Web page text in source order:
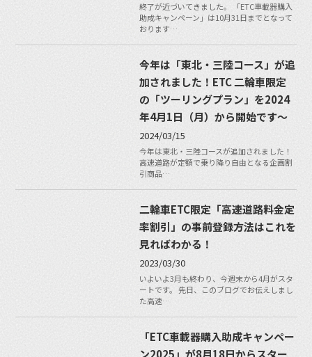
終了が近づいてきました。 「ETC車載器購入
助成キャンペーン」は10月31日までとなって
おります…
今年は「東北・三陸コース」が追
加されました！ETC 二輪車限定
の「ツーリングプラン」を2024
年4月1日（月）から開始です〜
2024/03/15
今年は東北・三陸コースが追加されました！
高速道路が定額で乗り降り自由となる企画割
引商品…
二輪車ETC限定「高速道路料金定
率割引」の事前登録方法はこれを
見ればわかる！
2023/03/30
いよいよ3月も終わり、今週末から4月がスタ
ートです。 先日、このブログでお伝えしまし
た高速…
「ETC車載器購入助成キャンペー
ン2025」が8月18日からスター